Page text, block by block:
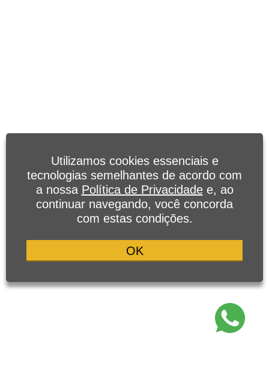
Utilizamos cookies essenciais e
tecnologias semelhantes de acordo com
a nossa Política de Privacidadee, ao
continuar navegando, você concorda
com estas condições.
OK